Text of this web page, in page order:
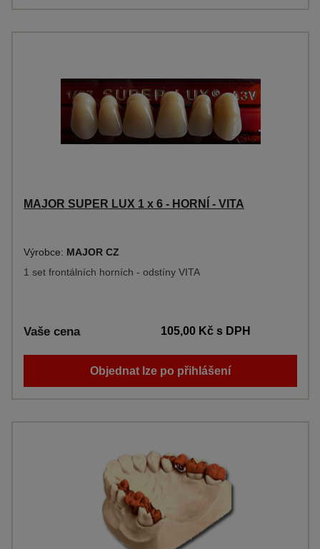
MAJOR SUPER LUX 1 x 6 - HORNÍ - VITA
Výrobce: MAJOR CZ
1 set frontálních horních - odstíny VITA
Vaše cena 105,00 Kčs DPH
Objednat lze po přihlášení